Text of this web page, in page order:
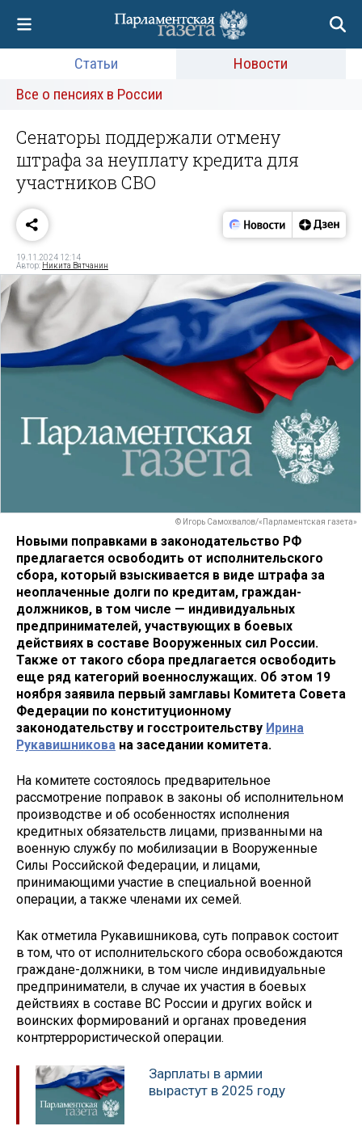
Статьи
Новости
Все о пенсиях в России
Сенаторы поддержали отмену
штрафа за неуплату кредита для
участников СВО
19.11.2024 12:14
Автор: Никита Вятчанин
© Игорь Самохвалов/«Парламентская газета»
Новыми поправками в законодательство РФ
предлагается освободить от исполнительского
сбора, который взыскивается в виде штрафа за
неоплаченные долги по кредитам, граждан-
должников, в том числе — индивидуальных
предпринимателей, участвующих в боевых
действиях в составе Вооруженных сил России.
Также от такого сбора предлагается освободить
еще ряд категорий военнослужащих. Об этом 19
ноября заявила первый замглавы Комитета Совета
Федерации по конституционному
законодательству и госстроительству Ирина
Рукавишникова на заседании комитета.
На комитете состоялось предварительное
рассмотрение поправок в законы об исполнительном
производстве и об особенностях исполнения
кредитных обязательств лицами, призванными на
военную службу по мобилизации в Вооруженные
Силы Российской Федерации, и лицами,
принимающими участие в специальной военной
операции, а также членами их семей.
Как отметила Рукавишникова, суть поправок состоит
в том, что от исполнительского сбора освобождаются
граждане-должники, в том числе индивидуальные
предприниматели, в случае их участия в боевых
действиях в составе ВС России и других войск и
воинских формирований и органах проведения
контртеррористической операции.
Зарплаты в армии
вырастут в 2025 году